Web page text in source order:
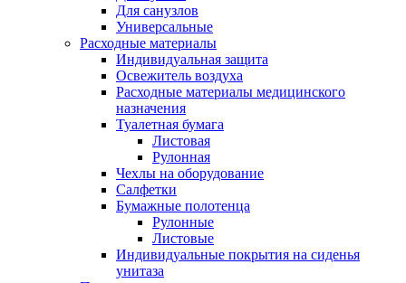
Для санузлов
Универсальные
Расходные материалы
Индивидуальная защита
Освежитель воздуха
Расходные материалы медицинского
назначения
Туалетная бумага
Листовая
Рулонная
Чехлы на оборудование
Салфетки
Бумажные полотенца
Рулонные
Листовые
Индивидуальные покрытия на сиденья
унитаза